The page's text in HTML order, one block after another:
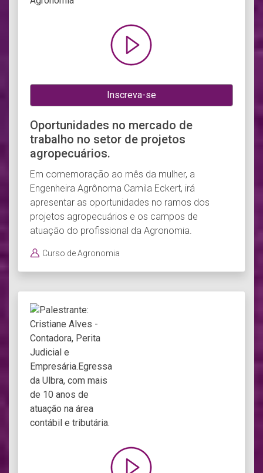
Inscreva-se
Oportunidades no mercado de
trabalho no setor de projetos
agropecuários.
Em comemoração ao mês da mulher, a
Engenheira Agrônoma Camila Eckert, irá
apresentar as oportunidades no ramos dos
projetos agropecuários e os campos de
atuação do profissional da Agronomia.
Curso de Agronomia